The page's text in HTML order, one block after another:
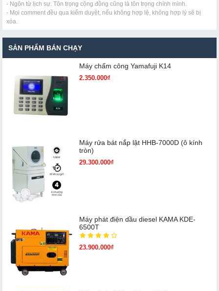
- Ngôn từ lịch sự. Tôn trọng cộng đồng cũng là tôn trọng chính mình.
- Mọi comment đều qua kiểm duyệt, nếu không hợp lệ, không hợp lý sẽ bị
xóa.
SẢN PHẨM BÁN CHẠY
Máy chấm cô​ng Yamafuji K14
2.350.000₫
Máy rửa bát nắp lật HHB-7000D (ô kính
tròn)
29.300.000₫
Máy phát điện dầu diesel KAMA KDE-
6500T
23.900.000₫